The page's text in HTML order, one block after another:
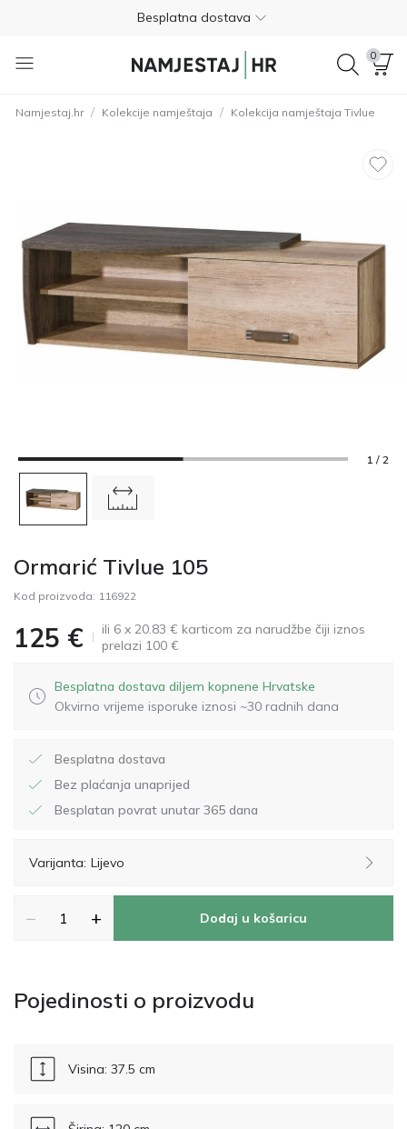
Besplatna dostava
Nije potrebno plaćanje unaprijed
01 8000 383
Nije potrebno plaćanje unaprijed
Besplatan povrat unutar 365 dana
01 8000 383
4.8
0
Namjestaj.hr / Kolekcije namještaja / Kolekcija namještaja Tivlue
1 / 2
Ormarić Tivlue 105
Kod proizvoda: 116922
125 €
ili 6 x 20.83 € karticom za narudžbe čiji iznos
prelazi 100 €
Besplatna dostava diljem kopnene Hrvatske
Okvirno vrijeme isporuke iznosi ~30 radnih dana
Besplatna dostava
Bez plaćanja unaprijed
Besplatan povrat unutar 365 dana
Varijanta: Lijevo
− + Dodaj u košaricu
Pojedinosti o proizvodu
Visina: 37.5 cm